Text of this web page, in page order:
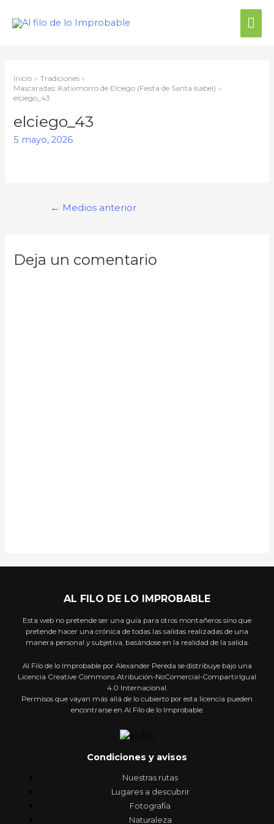
Inicio
Tradiciones
Mascaradas: Katximorro de Elciego (Fiesta de Santa Isabel)
elciego_43
elciego_43
5 mayo, 2026
← Medios anterior
Deja un comentario
AL FILO DE LO IMPROBABLE
Esta web no pretende ser una guía para otros montañeros sino que
pretende hacer una crónica de todas las salidas realizadas de una
manera personal y subjetiva, basándose en la realidad de la salida.
Al Filo de lo Improbable por Alexander Pereda se distribuye bajo una
Licencia Creative Commons Atribución-NoComercial-CompartirIgual
4.0 Internacional.
Permisos que vayan más allá de lo cubierto por esta licencia pueden
encontrarse en Al Filo de lo Improbable.
Condiciones y avisos
Nuestras rutas
Lugares a descubrir
Fotografía
Naturaleza